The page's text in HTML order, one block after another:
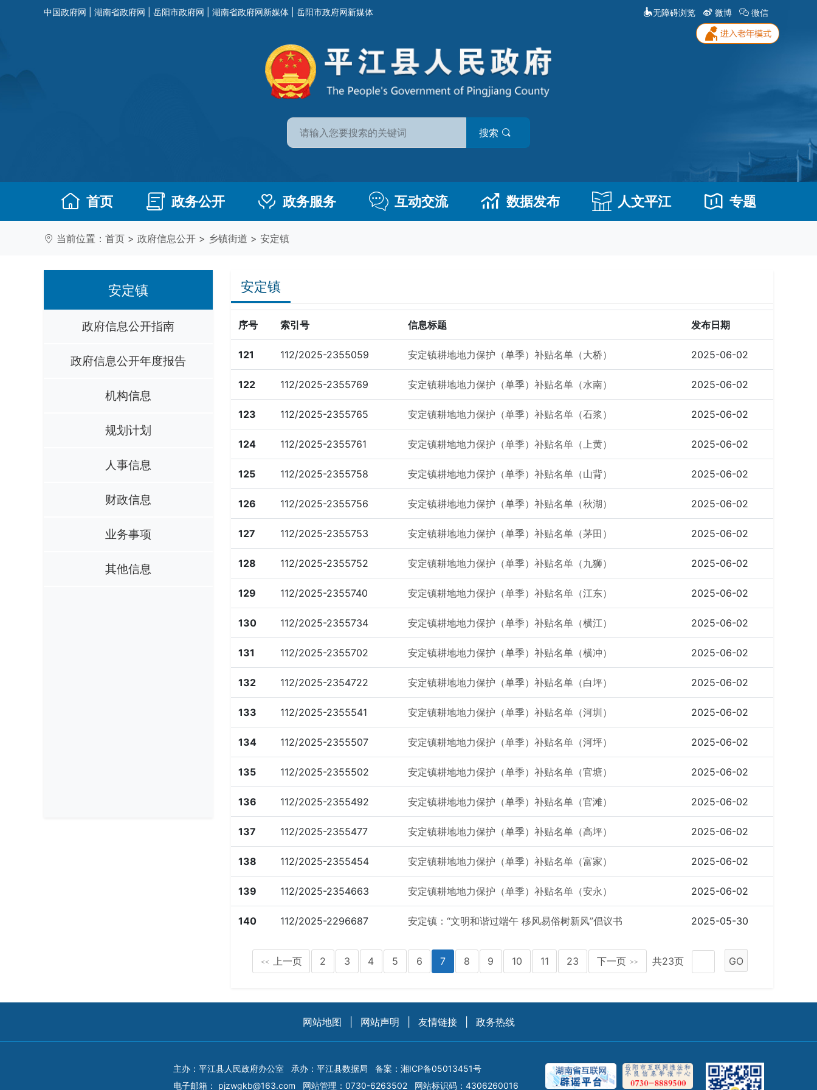
中国政府网 湖南省政府网 岳阳市政府网 湖南省政府网新媒体 岳阳市政府网新媒体 无障碍浏览 微博 微信
搜索
首页 政务公开 政务服务 互动交流 数据发布 人文平江 专题
当前位置： 首页 > 政府信息公开 > 乡镇街道 > 安定镇
安定镇
政府信息公开指南
政府信息公开年度报告
机构信息
规划计划
人事信息
财政信息
业务事项
其他信息
安定镇
序号 索引号 信息标题 发布日期
121 112/2025-2355059 安定镇耕地地力保护（单季）补贴名单（大桥） 2025-06-02
122 112/2025-2355769 安定镇耕地地力保护（单季）补贴名单（水南） 2025-06-02
123 112/2025-2355765 安定镇耕地地力保护（单季）补贴名单（石浆） 2025-06-02
124 112/2025-2355761 安定镇耕地地力保护（单季）补贴名单（上黄） 2025-06-02
125 112/2025-2355758 安定镇耕地地力保护（单季）补贴名单（山背） 2025-06-02
126 112/2025-2355756 安定镇耕地地力保护（单季）补贴名单（秋湖） 2025-06-02
127 112/2025-2355753 安定镇耕地地力保护（单季）补贴名单（茅田） 2025-06-02
128 112/2025-2355752 安定镇耕地地力保护（单季）补贴名单（九狮） 2025-06-02
129 112/2025-2355740 安定镇耕地地力保护（单季）补贴名单（江东） 2025-06-02
130 112/2025-2355734 安定镇耕地地力保护（单季）补贴名单（横江） 2025-06-02
131 112/2025-2355702 安定镇耕地地力保护（单季）补贴名单（横冲） 2025-06-02
132 112/2025-2354722 安定镇耕地地力保护（单季）补贴名单（白坪） 2025-06-02
133 112/2025-2355541 安定镇耕地地力保护（单季）补贴名单（河圳） 2025-06-02
134 112/2025-2355507 安定镇耕地地力保护（单季）补贴名单（河坪） 2025-06-02
135 112/2025-2355502 安定镇耕地地力保护（单季）补贴名单（官塘） 2025-06-02
136 112/2025-2355492 安定镇耕地地力保护（单季）补贴名单（官滩） 2025-06-02
137 112/2025-2355477 安定镇耕地地力保护（单季）补贴名单（高坪） 2025-06-02
138 112/2025-2355454 安定镇耕地地力保护（单季）补贴名单（富家） 2025-06-02
139 112/2025-2354663 安定镇耕地地力保护（单季）补贴名单（安永） 2025-06-02
140 112/2025-2296687 安定镇：“文明和谐过端午 移风易俗树新风”倡议书 2025-05-30
<< 上一页 2 3 4 5 6 7 8 9 10 11 23 下一页 >> 共23页 GO
网站地图 网站声明 友情链接 政务热线
主办：平江县人民政府办公室 承办：平江县数据局 备案： 湘ICP备05013451号
电子邮箱： pjzwgkb@163.com 网站管理：0730-6263502 网站标识码：4306260016